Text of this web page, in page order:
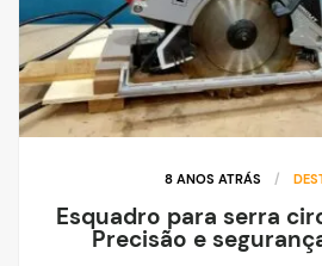
8 ANOS ATRÁS /
Esquadro para serra
Precisão e